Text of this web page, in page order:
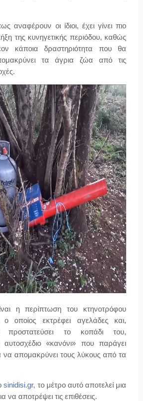
αναφέρουν οι ίδιοι, έχει γίνει πιο
της κυνηγετικής περιόδου, καθώς
κάποια δραστηριότητα που θα
τα άγρια ζώα από τις
η περίπτωση του κτηνοτρόφου
οποίος εκτρέφει αγελάδες και,
προστατεύσει το κοπάδι του,
«κανόνι» που παράγει
να απομακρύνει τους λύκους από τα
sinidisi.gr, το μέτρο αυτό αποτελεί μια
να αποτρέψει τις επιθέσεις.